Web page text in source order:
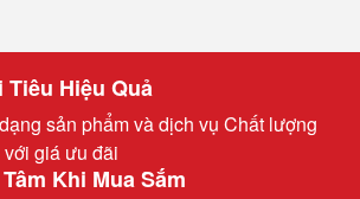
Tiêu Hiệu Quả
sản phẩm và dịch vụ Chất lượng
giá ưu đãi
Khi Mua Sắm